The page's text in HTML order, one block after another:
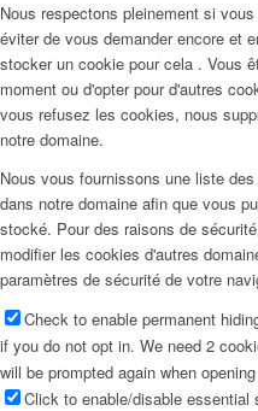
Nous respectons pleinement si
éviter de vous demander encore et
stocker un cookie pour cela . Vous
moment ou d'opter pour d'autres
vous refusez les cookies, nous
notre domaine.
Nous vous fournissons une liste
dans notre domaine afin que vous
stocké. Pour des raisons de
modifier les cookies d'autres
paramètres de sécurité de votre
Check to enable permanent
if you do not opt in. We need 2
will be prompted again when
Click to enable/disable essential